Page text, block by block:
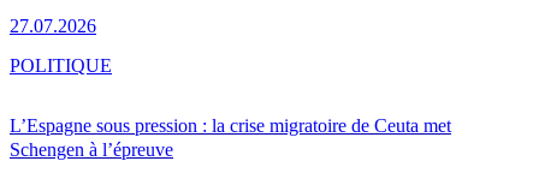
27.07.2026
L’Espagne sous pression : la crise migratoire de Ceuta met
Schengen à l’épreuve
POLITIQUE